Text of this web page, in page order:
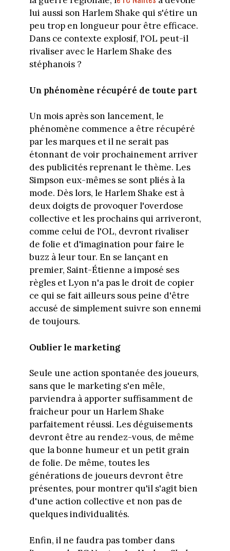
lui aussi son Harlem Shake qui s'étire un
peu trop en longueur pour être efficace.
Dans ce contexte explosif, l'OL peut-il
rivaliser avec le Harlem Shake des
stéphanois ?
Un phénomène récupéré de toute part
Un mois après son lancement, le
phénomène commence a être récupéré
par les marques et il ne serait pas
étonnant de voir prochainement arriver
des publicités reprenant le thème. Les
Simpson eux-mêmes se sont pliés à la
mode. Dès lors, le Harlem Shake est à
deux doigts de provoquer l'overdose
collective et les prochains qui arriveront,
comme celui de l'OL, devront rivaliser
de folie et d'imagination pour faire le
buzz à leur tour. En se lançant en
premier, Saint-Étienne a imposé ses
règles et Lyon n'a pas le droit de copier
ce qui se fait ailleurs sous peine d'être
accusé de simplement suivre son ennemi
de toujours.
Oublier le marketing
Seule une action spontanée des joueurs,
sans que le marketing s'en mêle,
parviendra à apporter suffisamment de
fraicheur pour un Harlem Shake
parfaitement réussi. Les déguisements
devront être au rendez-vous, de même
que la bonne humeur et un petit grain
de folie. De même, toutes les
générations de joueurs devront être
présentes, pour montrer qu'il s'agit bien
d'une action collective et non pas de
quelques individualités.
Enfin, il ne faudra pas tomber dans